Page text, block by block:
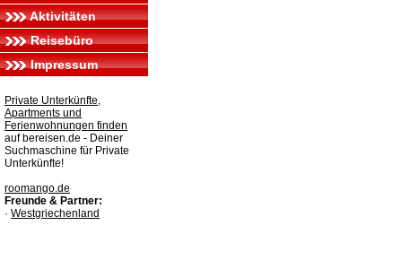
Aktivitäten
Reisebüro
Impressum
Private Unterkünfte,
Apartments und
Ferienwohnungen finden
auf bereisen.de - Deiner
Suchmaschine für Private
Unterkünfte!
roomango.de
Freunde & Partner:
· Westgriechenland